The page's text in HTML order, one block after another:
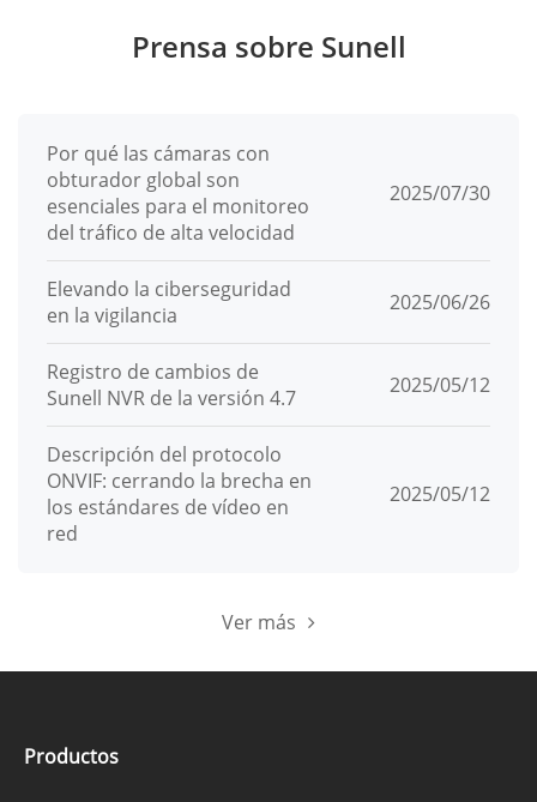
Prensa sobre Sunell
Por qué las cámaras con
obturador global son
esenciales para el monitoreo
del tráfico de alta velocidad
2025/07/30
Elevando la ciberseguridad
en la vigilancia
2025/06/26
Registro de cambios de
Sunell NVR de la versión 4.7
2025/05/12
Descripción del protocolo
ONVIF: cerrando la brecha en
los estándares de vídeo en
red
2025/05/12
Ver más
Productos